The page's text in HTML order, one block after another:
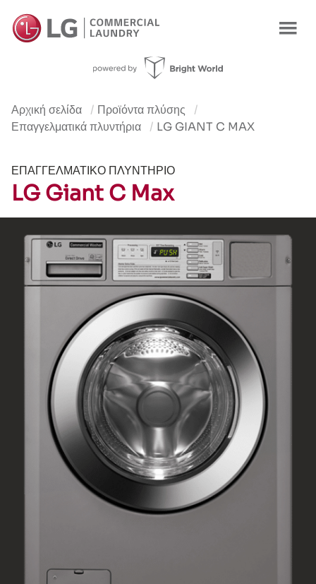
Αρχική σελίδα
Προϊόντα πλύσης
Επαγγελματικά πλυντήρια
LG GIANT C MAX
ΕΠΑΓΓΕΛΜΑΤΙΚΌ ΠΛΥΝΤΉΡΙΟ
LG Giant C Max
ΠροϊόνΠλεονεκτήματα Προδιαγραφές